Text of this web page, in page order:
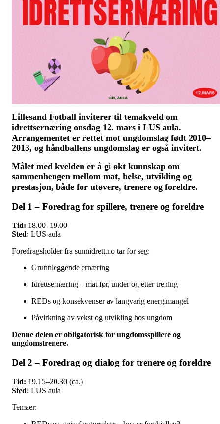
Lillesand Fotball inviterer til temakveld om
idrettsernæring onsdag 12. mars i LUS aula.
Arrangementet er rettet mot ungdomslag født 2010–
2013, og håndballens ungdomslag er også invitert.
Målet med kvelden er å gi økt kunnskap om
sammenhengen mellom mat, helse, utvikling og
prestasjon, både for utøvere, trenere og foreldre.
Del 1 – Foredrag for spillere, trenere og foreldre
Tid: 18.00–19.00
Sted: LUS aula
Foredragsholder fra sunnidrett.no tar for seg:
Grunnleggende ernæring
Idrettsernæring – mat før, under og etter trening
REDs og konsekvenser av langvarig energimangel
Påvirkning av vekst og utvikling hos ungdom
Denne delen er obligatorisk for ungdomsspillere og
ungdomstrenere.
Del 2 – Foredrag og dialog for trenere og foreldre
Tid: 19.15–20.30 (ca.)
Sted: LUS aula
Temaer: